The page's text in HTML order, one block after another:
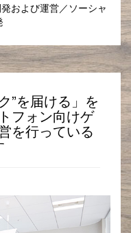
および運営／ソーシャ
”を届ける」を
フォン向けゲ
を行っている